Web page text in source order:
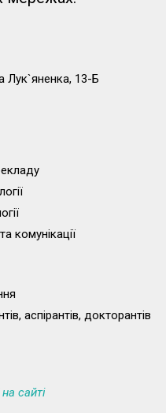
Лук`яненка, 13-Б
комунікації
аспірантів, докторантів
сайті